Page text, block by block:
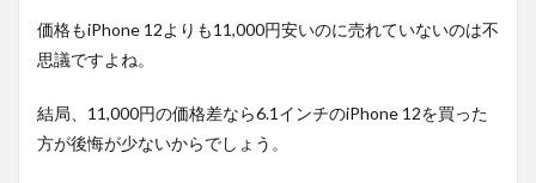
価格もiPhone 12よりも11,000円安いのに売れていないのは不
思議ですよね。
結局、11,000円の価格差なら6.1インチのiPhone 12を買った
方が後悔が少ないからでしょう。